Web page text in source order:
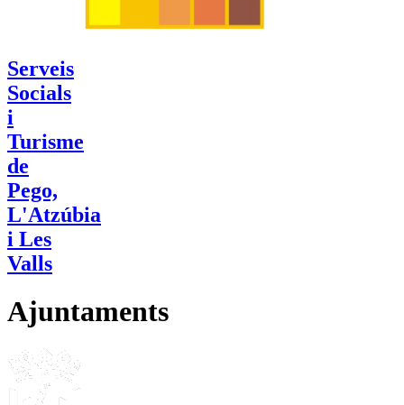
Serveis
Socials
i
Turisme
de
Pego,
L'Atzúbia
i Les
Valls
Ajuntaments